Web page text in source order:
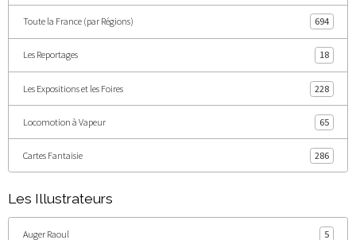
Toute la France (par Régions) 694
Les Reportages 18
Les Expositions et les Foires 228
Locomotion à Vapeur 65
Cartes Fantaisie 286
Les Illustrateurs
Auger Raoul 5